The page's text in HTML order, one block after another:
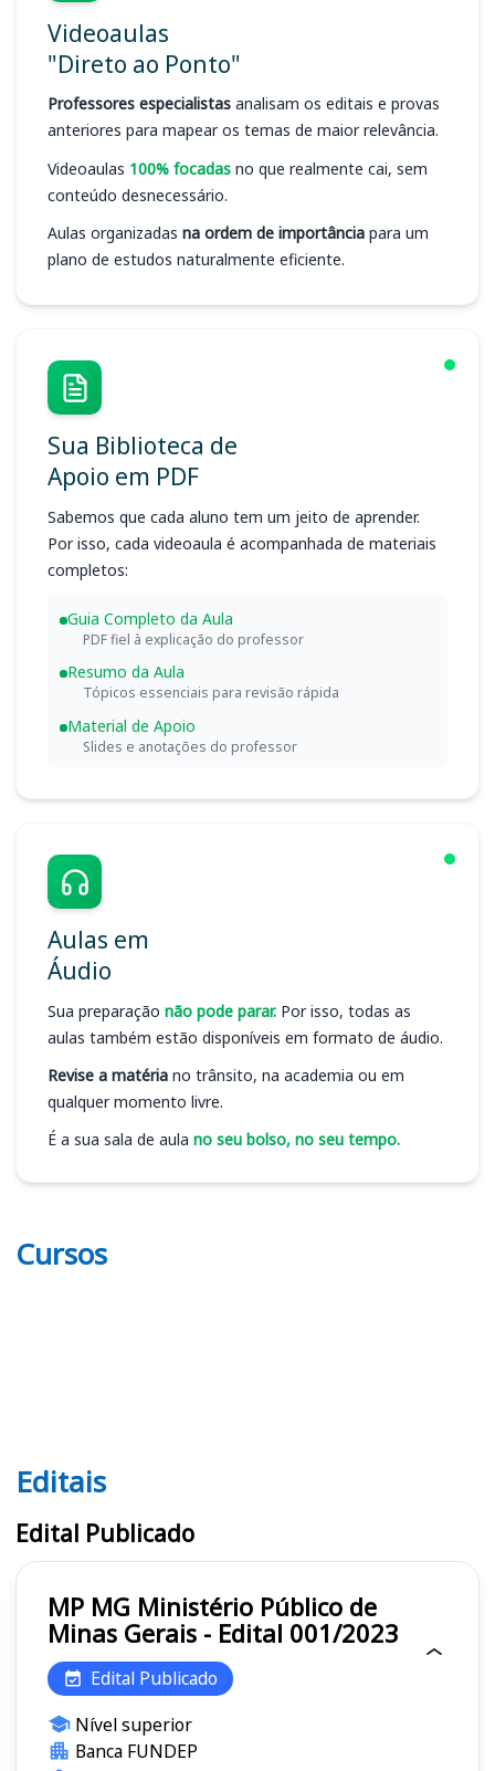
Videoaulas
"Direto ao Ponto"
Professores especialistas analisam os editais e provas
anteriores para mapear os temas de maior relevância.
Videoaulas 100% focadas no que realmente cai, sem
conteúdo desnecessário.
Aulas organizadas na ordem de importância para um
plano de estudos naturalmente eficiente.
Sua Biblioteca de
Apoio em PDF
Sabemos que cada aluno tem um jeito de aprender.
Por isso, cada videoaula é acompanhada de materiais
completos:
Guia Completo da Aula
PDF fiel à explicação do professor
Resumo da Aula
Tópicos essenciais para revisão rápida
Material de Apoio
Slides e anotações do professor
Aulas em
Áudio
Sua preparação não pode parar. Por isso, todas as
aulas também estão disponíveis em formato de áudio.
Revise a matéria no trânsito, na academia ou em
qualquer momento livre.
É a sua sala de aula no seu bolso, no seu tempo.
Cursos
Editais MP MG
Editais
Edital Publicado
MP MG Ministério Público de
Minas Gerais - Edital 001/2023
Edital Publicado
Nível superior
Banca FUNDEP